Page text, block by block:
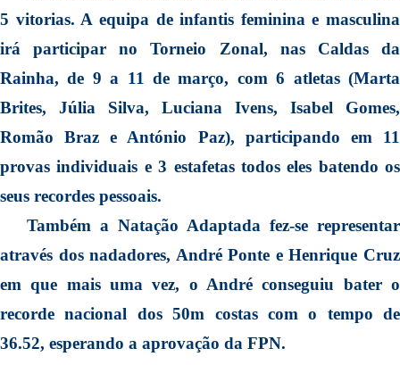
5 vitorias. A equipa de infantis feminina e masculina
irá participar no Torneio Zonal, nas Caldas da
Rainha, de 9 a 11 de março, com 6 atletas (Marta
Brites, Júlia Silva, Luciana Ivens, Isabel Gomes,
Romão Braz e António Paz), participando em 11
provas individuais e 3 estafetas todos eles batendo os
seus recordes pessoais.
Também a Natação Adaptada fez-se representar
através dos nadadores, André Ponte e Henrique Cruz
em que mais uma vez, o André conseguiu bater o
recorde nacional dos 50m costas com o tempo de
36.52, esperando a aprovação da FPN.